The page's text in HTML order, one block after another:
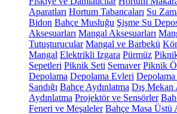
Aparatları Hortum Tabancaları Su
Bidon Bahçe Musluğu Şişme Su
Aksesuarları Mangal Aksesuarları
Tutuşturucular Mangal ve Barbekü
Mangal Elektrikli Izgara Pürmüz
Sepetleri Piknik Seti Semaver Piknik
Depolama Depolama Evleri Depolama
Sandığı Bahçe Aydınlatma Dış Mekan
Aydınlatma Projektör ve Sensörler
Feneri ve Meşaleler Bahçe Masa Üstü